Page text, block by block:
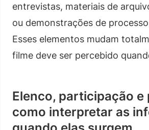
entrevistas, materiais de
ou demonstrações de
Esses elementos mudam
filme deve ser percebido
Elenco, participação e
como interpretar as